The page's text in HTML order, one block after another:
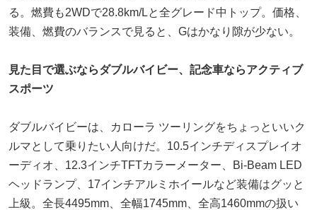
る。燃費も2WDで28.8km/Lと全グレード中トップ。価格、
装備、燃費のバランスで見ると、Gはかなり隙が少ない。
見た目で選ぶならダブルバイビー、記念車ならアクティブ
スポーツ
ダブルバイビーは、カローラ ツーリングをちょっといいク
ルマとして乗りたい人向けだ。10.5インチディスプレイオ
ーディオ、12.3インチTFTカラーメーター、Bi-Beam LED
ヘッドランプ、17インチアルミホイールなど装備はグッと
上級。全長4495mm、全幅1745mm、全高1460mmの扱い